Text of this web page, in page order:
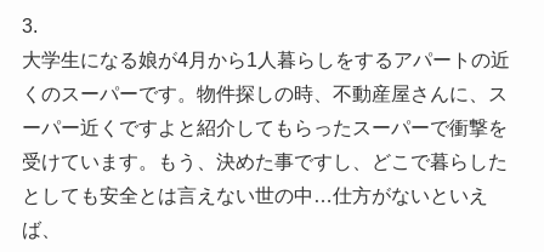
3.
大学生になる娘が4月から1人暮らしをするアパートの近
くのスーパーです。物件探しの時、不動産屋さんに、ス
ーパー近くですよと紹介してもらったスーパーで衝撃を
受けています。もう、決めた事ですし、どこで暮らした
としても安全とは言えない世の中…仕方がないといえ
ば、